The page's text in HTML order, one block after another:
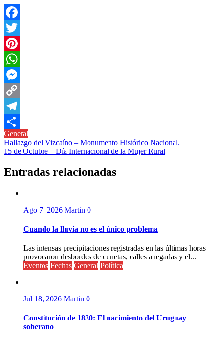
Facebook
Twitter
Pinterest
WhatsApp
Messenger
Copy
Link
Telegram
Compartir
General
Navegación
de
entradas
Hallazgo del Vizcaíno – Monumento Histórico Nacional.
15 de Octubre – Día Internacional de la Mujer Rural
Entradas relacionadas
Ago 7, 2026 Martin 0
Cuando la lluvia no es el único problema
Las intensas precipitaciones registradas en las últimas horas
provocaron desbordes de cunetas, calles anegadas y el...
Eventos Fechas General Política
Jul 18, 2026 Martin 0
Constitución de 1830: El nacimiento del Uruguay
soberano